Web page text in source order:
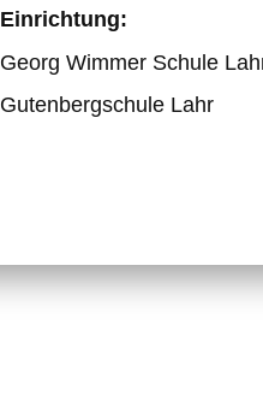
Einrichtung:
Georg Wimmer Schule
Gutenbergschule Lahr